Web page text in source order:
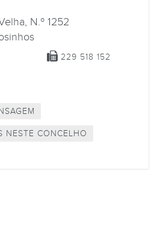
N.º 1252
229 518 152
NESTE CONCELHO